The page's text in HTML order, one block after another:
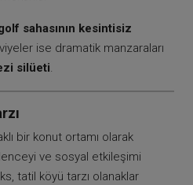
sahasının kesintisiz
ise dramatik manzaraları
silüeti.
bir konut ortamı olarak
ve sosyal etkileşimi
tatil köyü tarzı olanaklar